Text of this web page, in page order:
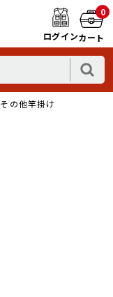
ログイン
0
カート
その他竿掛け